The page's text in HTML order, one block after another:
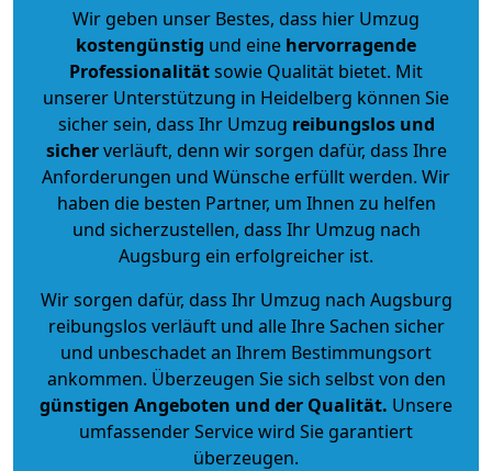
Wir geben unser Bestes, dass hier Umzug
kostengünstig und eine hervorragende
Professionalitätsowie Qualität bietet. Mit
unserer Unterstützung in Heidelberg können Sie
sicher sein, dass Ihr Umzug reibungslos und
sicherverläuft, denn wir sorgen dafür, dass Ihre
Anforderungen und Wünsche erfüllt werden. Wir
haben die besten Partner, um Ihnen zu helfen
und sicherzustellen, dass Ihr Umzug nach
Augsburg ein erfolgreicher ist.
Wir sorgen dafür, dass Ihr Umzug nach Augsburg
reibungslos verläuft und alle Ihre Sachen sicher
und unbeschadet an Ihrem Bestimmungsort
ankommen. Überzeugen Sie sich selbst von den
günstigen Angeboten und der Qualität. Unsere
umfassender Service wird Sie garantiert
überzeugen.